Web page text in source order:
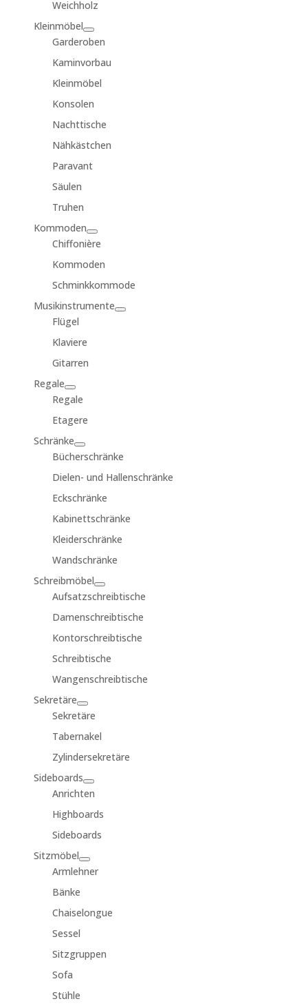
Weichholz
Kleinmöbel
Garderoben
Kaminvorbau
Kleinmöbel
Konsolen
Nachttische
Nähkästchen
Paravant
Säulen
Truhen
Kommoden
Chiffonière
Kommoden
Schminkkommode
Musikinstrumente
Flügel
Klaviere
Gitarren
Regale
Regale
Etagere
Schränke
Bücherschränke
Dielen- und Hallenschränke
Eckschränke
Kabinettschränke
Kleiderschränke
Wandschränke
Schreibmöbel
Aufsatzschreibtische
Damenschreibtische
Kontorschreibtische
Schreibtische
Wangenschreibtische
Sekretäre
Sekretäre
Tabernakel
Zylindersekretäre
Sideboards
Anrichten
Highboards
Sideboards
Sitzmöbel
Armlehner
Bänke
Chaiselongue
Sessel
Sitzgruppen
Sofa
Stühle